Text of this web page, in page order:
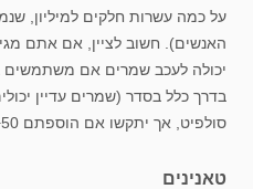
על כמה עשרות חלקים למיליון,
האנשים). חשוב לציין, אם אתם
יכולה לעכב שמרים אם משתמשים
סולפיט, אך יתקשו אם הוספתם 50+ ppm).
טאנינים